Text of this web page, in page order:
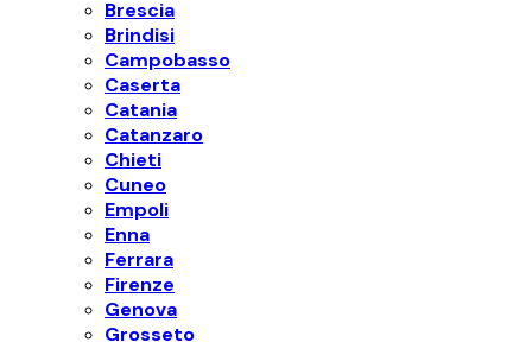
Brescia
Brindisi
Campobasso
Caserta
Catania
Catanzaro
Chieti
Cuneo
Empoli
Enna
Ferrara
Firenze
Genova
Grosseto